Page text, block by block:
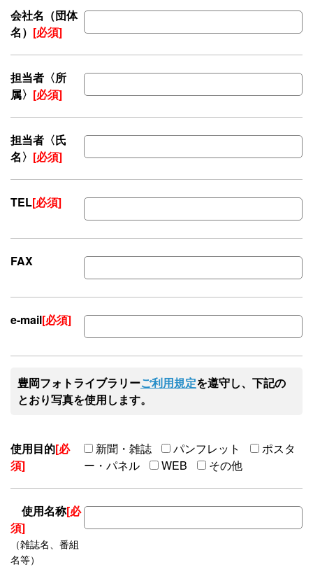
会社名（団体
名） [必須]
担当者〈所
属〉 [必須]
担当者〈氏
名〉 [必須]
TEL[必須]
FAX
e-mail[必須]
豊岡フォトライブラリーご利用規定を遵守し、下記の
とおり写真を使用します。
使用目的[必
須]
新聞・雑誌 パンフレット
ポスタ
ー・パネル
WEB その他
使用名称[必
須]
（雑誌名、番組
名等）